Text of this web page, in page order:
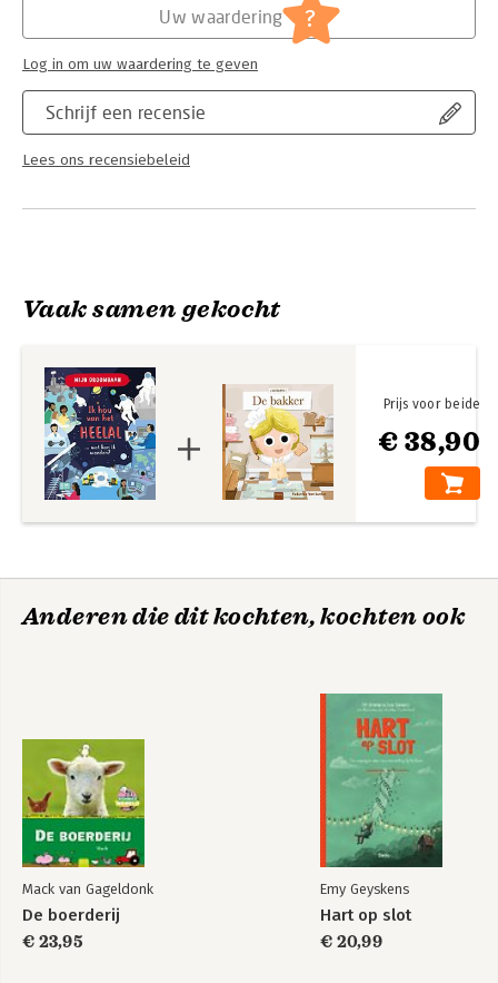
Mijn droombaan
Schrijf een recensie
Lees ons recensiebeleid
Uw waardering ?
Log in om uw waardering te geven
Vaak samen gekocht
€ 38,90
Prijs voor beide
Anderen die dit kochten, kochten ook
Mack van Gageldonk
De boerderij
€ 23,95
Emy Geyskens
Hart op slot
€ 20,99